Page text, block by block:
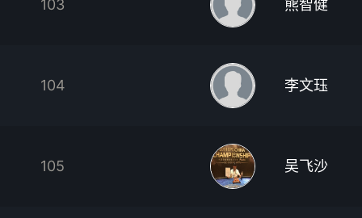
103 熊智健
104 李文珏
105 吴飞沙